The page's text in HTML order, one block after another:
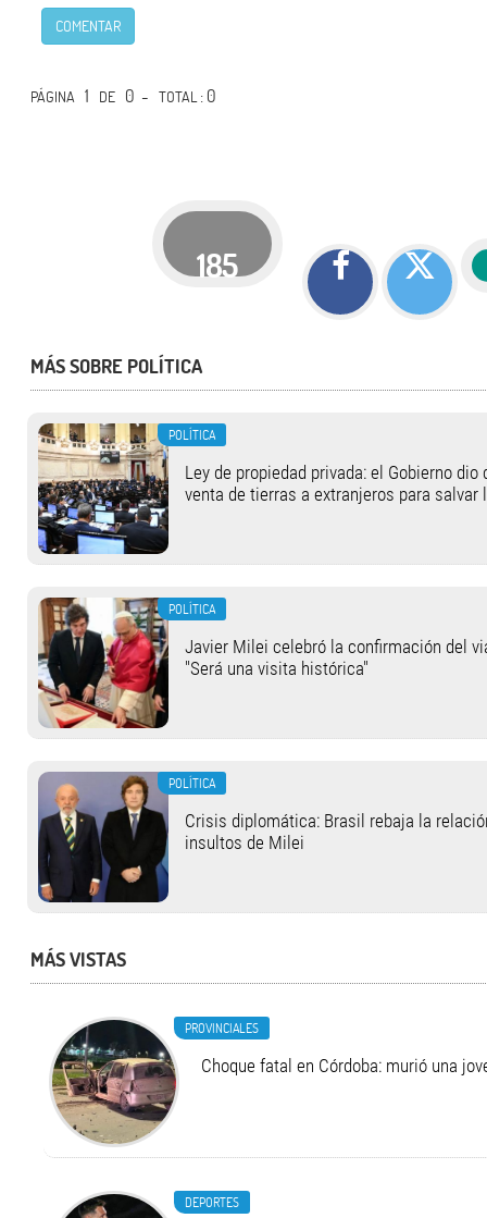
COMENTAR
PÁGINA 1 DE 0 -TOTAL: 0
185
MÁS SOBRE POLÍTICA
POLÍTICA
Ley de propiedad privada: el Gobierno
venta de tierras a extranjeros para salvar
POLÍTICA
Javier Milei celebró la confirmación del
"Será una visita histórica"
POLÍTICA
Crisis diplomática: Brasil rebaja la
insultos de Milei
MÁS VISTAS
PROVINCIALES
Choque fatal en Córdoba: murió una
DEPORTES